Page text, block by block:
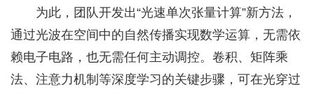
为此，团队开发出“光速单次张量计算”新方法，
通过光波在空间中的自然传播实现数学运算，无需依
赖电子电路，也无需任何主动调控。卷积、矩阵乘
法、注意力机制等深度学习的关键步骤，可在光穿过